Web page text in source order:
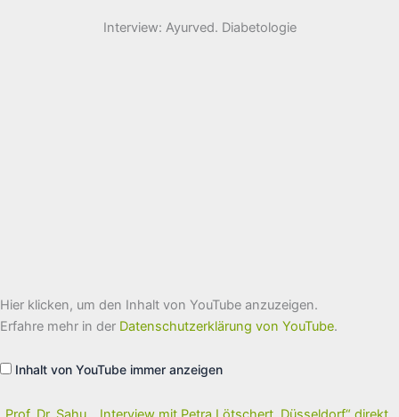
Interview: Ayurved. Diabetologie
„Prof.
Dr.
Sahu
mit
Petra
von
Hier klicken, um den Inhalt von YouTube anzuzeigen.
Erfahre mehr in der Datenschutzerklärung von YouTube.
Inhalt von YouTube immer anzeigen